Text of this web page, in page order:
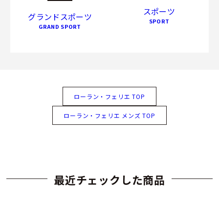
グランドスポーツ
GRAND SPORT
スポーツ
SPORT
ローラン・フェリエ TOP
ローラン・フェリエ メンズ TOP
最近チェックした商品